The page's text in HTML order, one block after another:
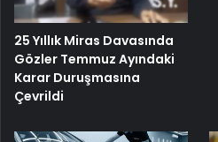
25 Yıllık Miras Davasında
Gözler Temmuz Ayındaki
Karar Duruşmasına
Çevrildi